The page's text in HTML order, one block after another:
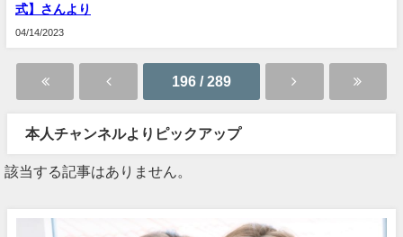
式】さんより
04/14/2023
196 / 289
本人チャンネルよりピックアップ
該当する記事はありません。